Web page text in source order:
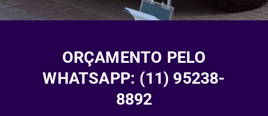
ORÇAMENTO PELO
WHATSAPP: (11) 95238-
8892